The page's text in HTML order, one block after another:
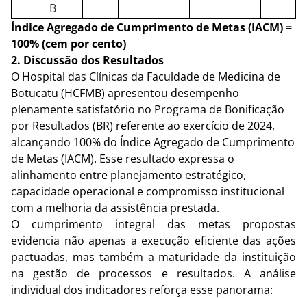
B
Índice Agregado de Cumprimento de Metas (IACM) =
100% (cem por cento)
2. Discussão dos Resultados
O Hospital das Clínicas da Faculdade de Medicina de
Botucatu (HCFMB) apresentou desempenho
plenamente satisfatório no Programa de Bonificação
por Resultados (BR) referente ao exercício de 2024,
alcançando 100% do Índice Agregado de Cumprimento
de Metas (IACM). Esse resultado expressa o
alinhamento entre planejamento estratégico,
capacidade operacional e compromisso institucional
com a melhoria da assistência prestada.
O cumprimento integral das metas propostas
evidencia não apenas a execução eficiente das ações
pactuadas, mas também a maturidade da instituição
na gestão de processos e resultados. A análise
individual dos indicadores reforça esse panorama: